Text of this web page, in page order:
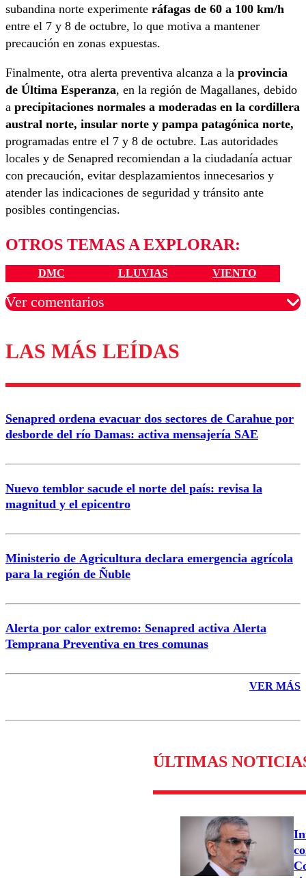
subandina norte experimente ráfagas de 60 a 100 km/h
entre el 7 y 8 de octubre, lo que motiva a mantener
precaución en zonas expuestas.
Finalmente, otra alerta preventiva alcanza a la provincia
de Última Esperanza, en la región de Magallanes, debido
a precipitaciones normales a moderadas en la cordillera
austral norte, insular norte y pampa patagónica norte,
programadas entre el 7 y 8 de octubre. Las autoridades
locales y de Senapred recomiendan a la ciudadanía actuar
con precaución, evitar desplazamientos innecesarios y
atender las indicaciones de seguridad y tránsito ante
posibles contingencias.
OTROS TEMAS A EXPLORAR:
DMC LLUVIAS VIENTO
Ver comentarios
Los comentarios son moderados para garantizar un
diálogo respetuoso.
Nombre
Correo
LAS MÁS LEÍDAS
Senapred ordena evacuar dos sectores de Carahue por
desborde del río Damas: activa mensajería SAE
Nuevo temblor sacude el norte del país: revisa la
magnitud y el epicentro
Ministerio de Agricultura declara emergencia agrícola
para la región de Ñuble
Alerta por calor extremo: Senapred activa Alerta
Temprana Preventiva en tres comunas
VER MÁS
ÚLTIMAS